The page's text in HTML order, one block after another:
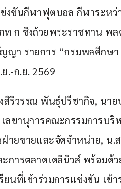
งขันกีฬาฟุตบอล กีฬาระหว่
ท ก ชิงถ้วยพระราชทาน พ
ญา รายการ “กรมพลศึกษ
.-ก.ย. 2569
สิริวรรณ พันธุ์ปรีชากิจ, นาย
ลขานุการคณะกรรมการบ
ฝ่ายขายและจัดจำหน่าย, น.
ะการตลาดเดลินิวส์ พร้อม
ยนที่เข้าร่วมการแข่งขัน เข้า